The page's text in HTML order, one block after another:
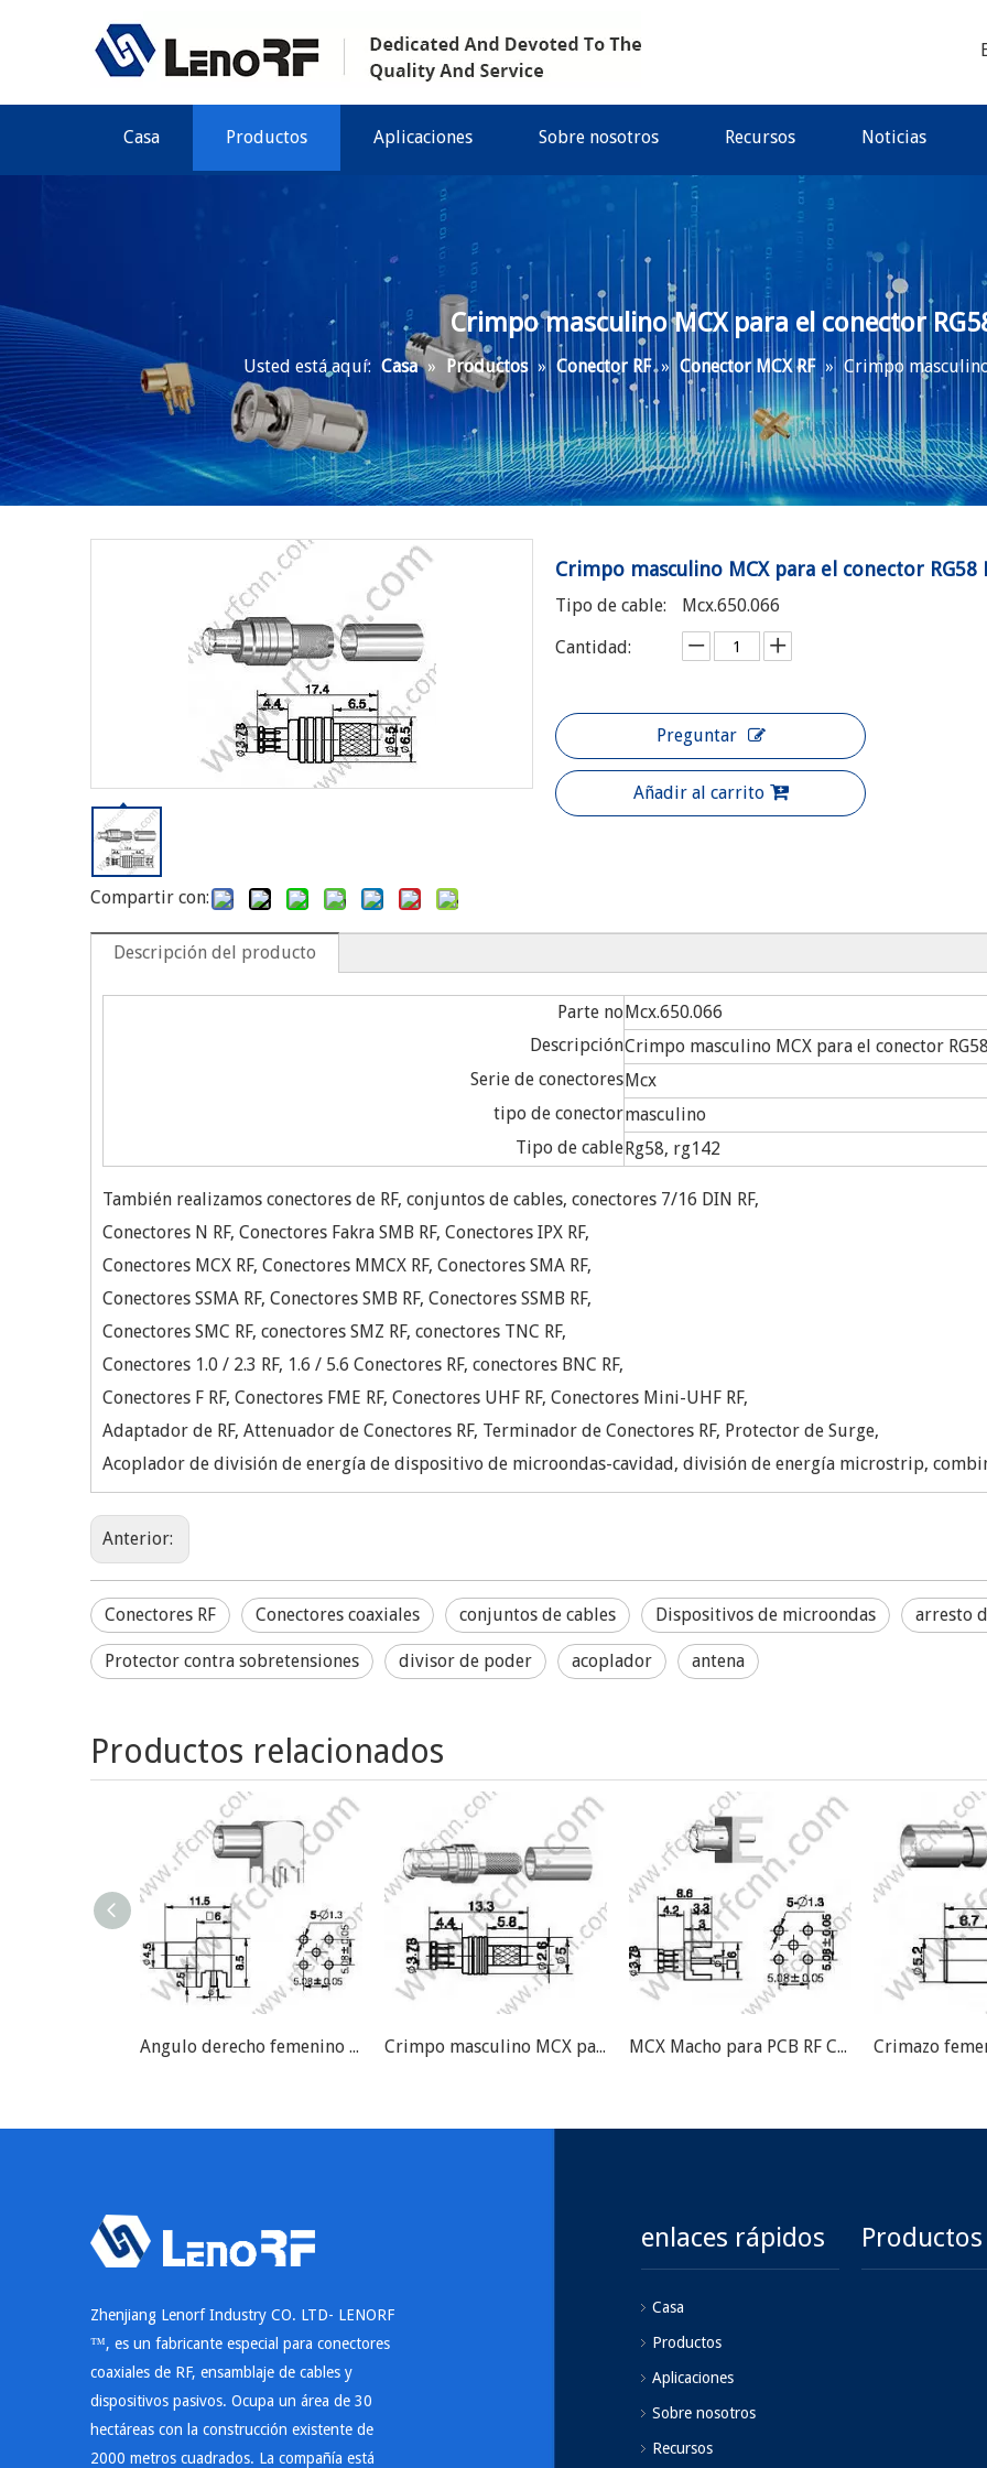
Casa Productos Aplicaciones Sobre nosotros Recursos Noticias
Crimpo masculino MCX para el conector
Usted está aquí: Casa » Productos » Conector RF » Conector MCX RF » Crimpo
Compartir con:
Crimpo masculino MCX para el conector RG58
Tipo de cable:
Mcx.650.066
Cantidad:
Preguntar
Añadir al carrito
Descripción del producto
Parte noMcx.650.066
DescripciónCrimpo masculino MCX para el conector
Serie de conectoresMcx
tipo de conectormasculino
Tipo de cableRg58, rg142
También realizamos conectores de RF, conjuntos de cables, conectores 7/16 DIN RF,
Conectores N RF, Conectores Fakra SMB RF, Conectores IPX RF,
Conectores MCX RF, Conectores MMCX RF, Conectores SMA RF,
Conectores SSMA RF, Conectores SMB RF, Conectores SSMB RF,
Conectores SMC RF, conectores SMZ RF, conectores TNC RF,
Conectores 1.0 / 2.3 RF, 1.6 / 5.6 Conectores RF, conectores BNC RF,
Conectores F RF, Conectores FME RF, Conectores UHF RF, Conectores Mini-UHF RF,
Adaptador de RF, Attenuador de Conectores RF, Terminador de Conectores RF, Protector de Surge,
Acoplador de división de energía de dispositivo de microondas-cavidad, división de energía microstrip,
Anterior:
Conectores RF Conectores coaxiales conjuntos de cables Dispositivos de microondas arresto
Protector contra sobretensiones divisor de poder acoplador antena
Productos relacionados
Angulo derecho femenino MCX para conector PCB RF Crimpo masculino MCX para RG174 RF Conector MCX Macho para PCB RF Conector
Zhenjiang Lenorf Industry CO. LTD- LENORF
™, es un fabricante especial para conectores
coaxiales de RF, ensamblaje de cables y
dispositivos pasivos. Ocupa un área de 30
hectáreas con la construcción existente de
2000 metros cuadrados. La compañía está
enlaces rápidos
Casa
Productos
Aplicaciones
Sobre nosotros
Recursos
Productos